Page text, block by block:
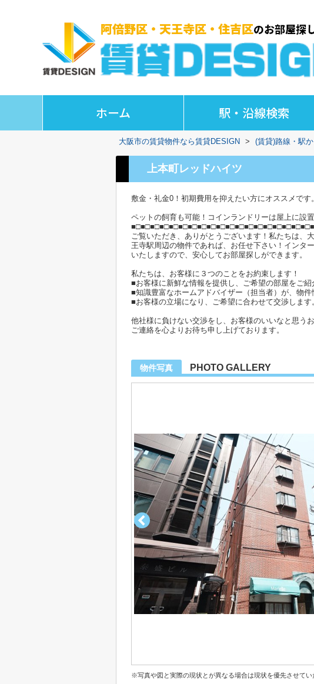
ホーム 駅・沿線検索
大阪市の賃貸物件なら賃貸DESIGN > (賃貸)路線・駅
上本町レッドハイツ
敷金・礼金0！初期費用を抑えたい方にオススメです。
ペットの飼育も可能！コインランドリーは屋上に設置
ご覧いただき、ありがとうございます！私たちは、
王寺駅周辺の物件であれば、お任せ下さい！インタ
いたしますので、安心してお部屋探しができます。
私たちは、お客様に３つのことをお約束します！
■お客様に新鮮な情報を提供し、ご希望の部屋をご紹
■知識豊富なホームアドバイザー（担当者）が、物件
■お客様の立場になり、ご希望に合わせて交渉します
他社様に負けない交渉をし、お客様のいいなと思う
ご連絡を心よりお待ち申し上げております。
物件写真 PHOTO GALLERY
※写真や図と実際の現状とが異なる場合は現状を優先させてい